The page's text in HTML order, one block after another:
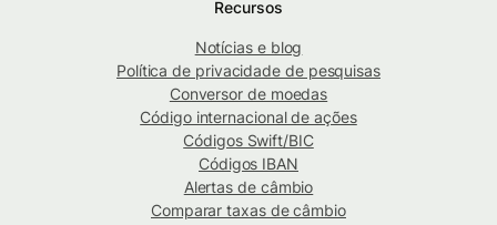
Recursos
Notícias e blog
Política de privacidade de pesquisas
Conversor de moedas
Código internacional de ações
Códigos Swift/BIC
Códigos IBAN
Alertas de câmbio
Comparar taxas de câmbio